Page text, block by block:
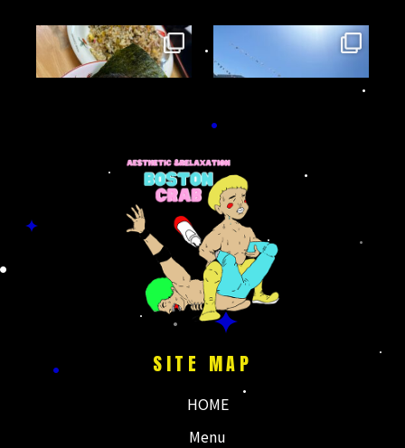
bostoncrab8810
11月 5
鹿児島帰省で根占
に。
国分より田舎すぎ
人気の#とんぼラ
...
bostoncrab8810
今回の鹿児島帰省
のメインは息子の
運動会
晴天すぎた
SITE MAP
HOME
Menu